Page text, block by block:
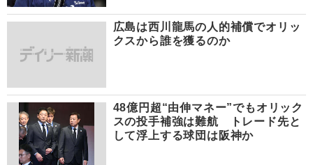
広島は西川龍馬の人的補償でオリッ
クスから誰を獲るのか
48億円超“由伸マネー”でもオリック
スの投手補強は難航 トレード先と
して浮上する球団は阪神か